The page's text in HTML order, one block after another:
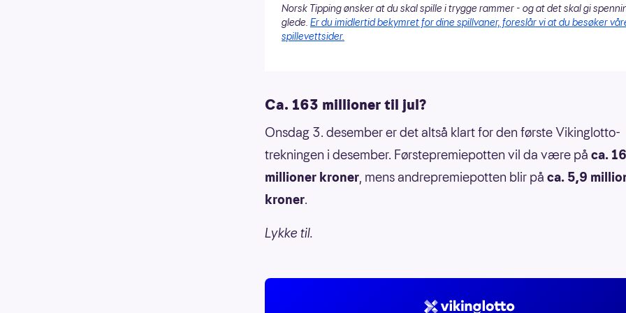
Norsk Tipping ønsker at du skal spille i trygge rammer - og at det skal gi
glede. Er du imidlertid bekymret for dine spillvaner, foreslår vi at du besøker
spillevettsider.
Ca. 163 millioner til jul?
Onsdag 3. desember er det altså klart for den første Vikinglotto-
trekningen i desember. Førstepremiepotten vil da være på ca.
millioner kroner, mens andrepremiepotten blir på ca. 5,9
kroner.
Lykke til.